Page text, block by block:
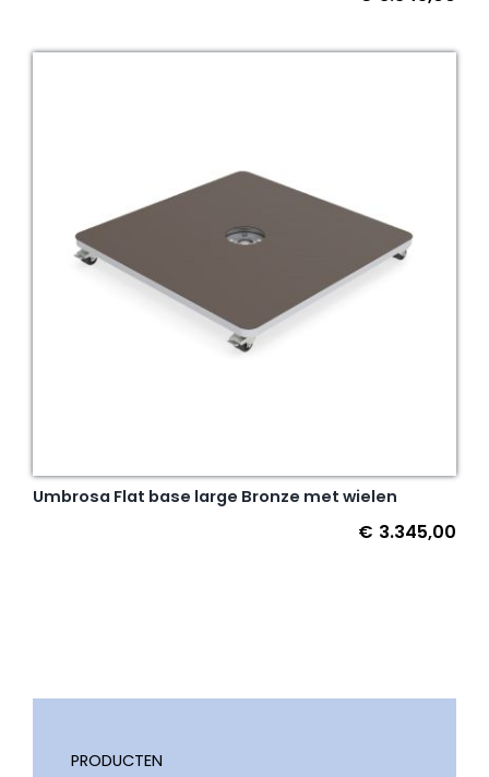
Umbrosa Flat base large Bronze met wielen
€ 3.345,00
PRODUCTEN